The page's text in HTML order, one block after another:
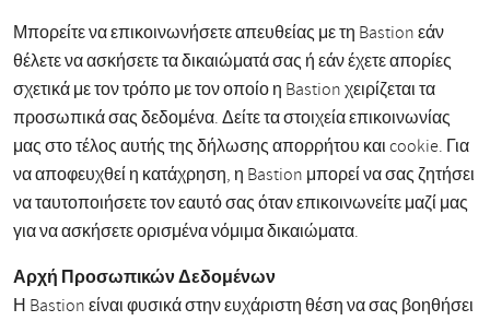
Μπορείτε να επικοινωνήσετε απευθείας με τη Bastion εάν
θέλετε να ασκήσετε τα δικαιώματά σας ή εάν έχετε απορίες
σχετικά με τον τρόπο με τον οποίο η Bastion χειρίζεται τα
προσωπικά σας δεδομένα. Δείτε τα στοιχεία επικοινωνίας
μας στο τέλος αυτής της δήλωσης απορρήτου και cookie. Για
να αποφευχθεί η κατάχρηση, η Bastion μπορεί να σας ζητήσει
να ταυτοποιήσετε τον εαυτό σας όταν επικοινωνείτε μαζί μας
για να ασκήσετε ορισμένα νόμιμα δικαιώματα.
Αρχή Προσωπικών Δεδομένων
Η Bastion είναι φυσικά στην ευχάριστη θέση να σας βοηθήσει